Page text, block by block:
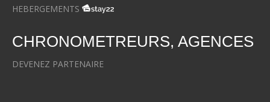
HEBERGEMENTS
CHRONOMETREURS, AGENCES
DEVENEZ PARTENAIRE